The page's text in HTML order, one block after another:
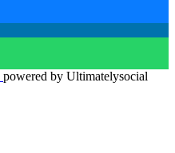
powered by Ultimatelysocial